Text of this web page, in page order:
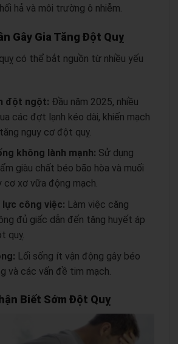
hả và môi trường ô nhiễm.
Gây Gia Tăng Đột Quỵ
có thể bắt nguồn từ nhiều yếu
đột ngột: Đầu năm 2025, nhiều
các đợt lạnh kéo dài, khiến mạch
nguy cơ đột quỵ.
không lành mạnh: Sử dụng
giàu chất béo bão hòa và muối
cơ xơ vữa động mạch.
công việc: Làm việc căng
đủ giấc dẫn đến tăng huyết áp
quỵ.
Lối sống ít vận động gây béo
và các vấn đề tim mạch.
Biết Sớm Đột Quỵ